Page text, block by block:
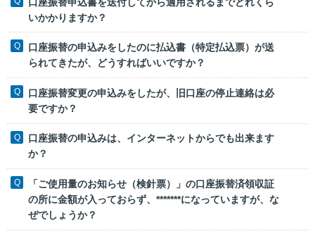
いかかりますか？
口座振替の申込みをしたのに払込書（特定払込票）が送
られてきたが、どうすればいいですか？
口座振替変更の申込みをしたが、旧口座の停止連絡は必
要ですか？
口座振替の申込みは、インターネットからでも出来ます
か？
「ご使用量のお知らせ（検針票）」の口座振替済領収証
の所に金額が入っておらず、*******になっていますが、な
ぜでしょうか？